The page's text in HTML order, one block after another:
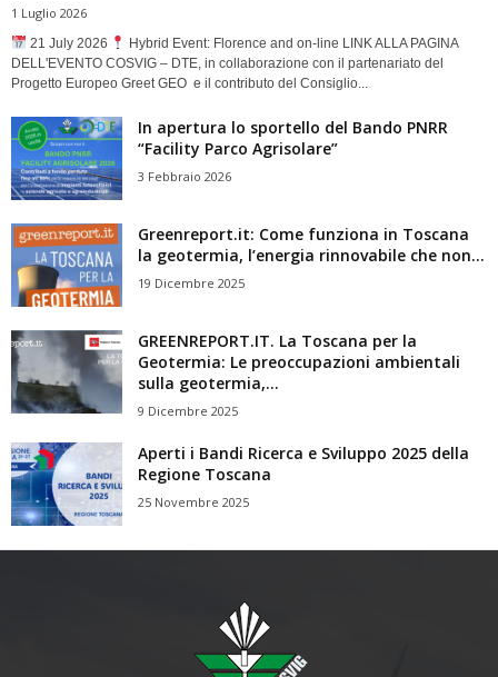
1 Luglio 2026
21 July 2026
Hybrid Event: Florence and on-line LINK ALLA PAGINA
DELL'EVENTO COSVIG – DTE, in collaborazione con il partenariato del
Progetto Europeo Greet GEO e il contributo del Consiglio...
In apertura lo sportello del Bando PNRR
“Facility Parco Agrisolare”
3 Febbraio 2026
Greenreport.it: Come funziona in Toscana
la geotermia, l’energia rinnovabile che non...
19 Dicembre 2025
GREENREPORT.IT. La Toscana per la
Geotermia: Le preoccupazioni ambientali
sulla geotermia,...
9 Dicembre 2025
Aperti i Bandi Ricerca e Sviluppo 2025 della
Regione Toscana
25 Novembre 2025